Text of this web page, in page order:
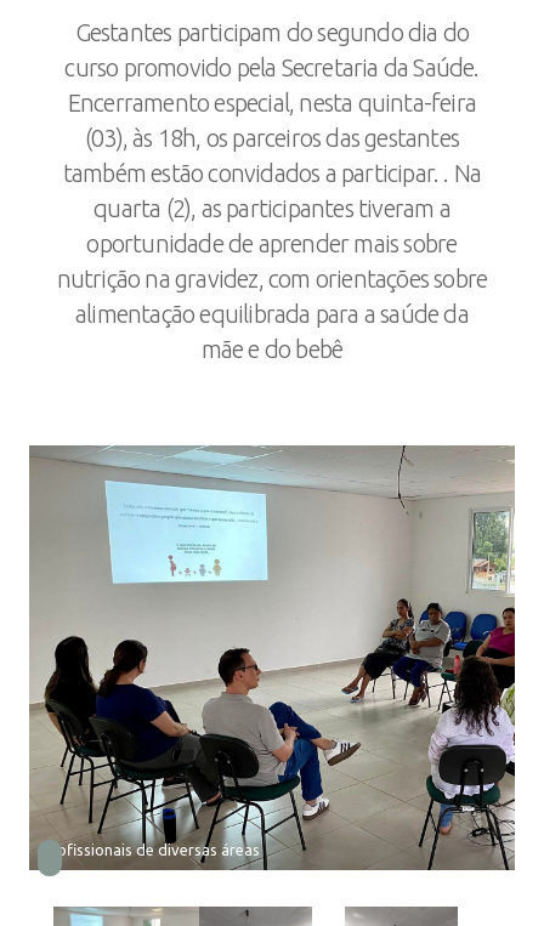
Gestantes participam do segundo dia do
curso promovido pela Secretaria da Saúde.
Encerramento especial, nesta quinta-feira
(03), às 18h, os parceiros das gestantes
também estão convidados a participar. . Na
quarta (2), as participantes tiveram a
oportunidade de aprender mais sobre
nutrição na gravidez, com orientações sobre
alimentação equilibrada para a saúde da
mãe e do bebê
Profissionais de diversas áreas